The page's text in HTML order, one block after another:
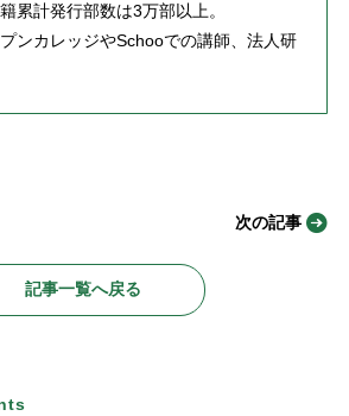
累計発行部数は3万部以上。
ンカレッジやSchooでの講師、法人研
記事一覧へ戻る
次の記事